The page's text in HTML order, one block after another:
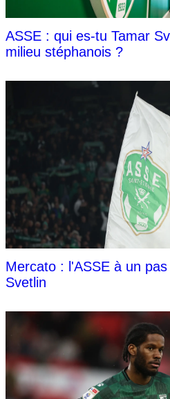
ASSE : qui es-tu Tamar
milieu stéphanois ?
Mercato : l'ASSE à un
Svetlin